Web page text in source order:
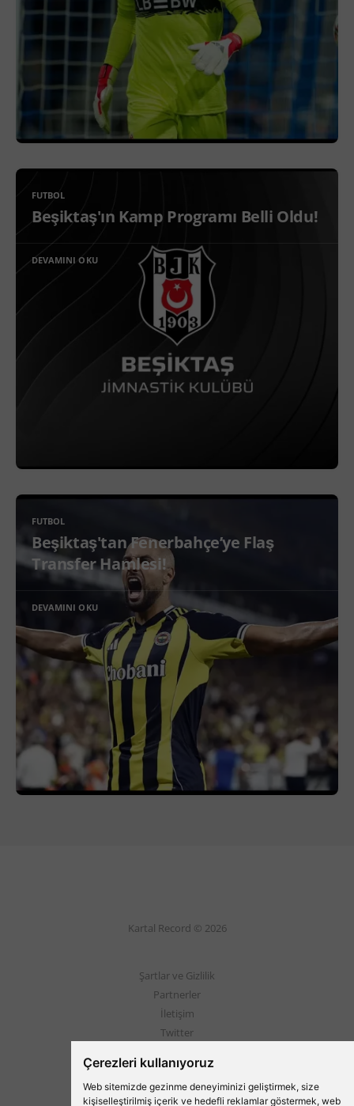
Çerezleri kullanıyoruz
Web sitemizde gezinme deneyiminizi geliştirmek, size
kişiselleştirilmiş içerik ve hedefli reklamlar göstermek, web
FUTBOL
Beşiktaş'ın Kamp Programı Belli Oldu!
DEVAMINI OKU
FUTBOL
Beşiktaş'tan Fenerbahçe’ye Flaş
Transfer Hamlesi!
DEVAMINI OKU
Kartal Record © 2026
Şartlar ve Gizlilik
Partnerler
İletişim
Twitter
Beşiktaş'ın Medyası